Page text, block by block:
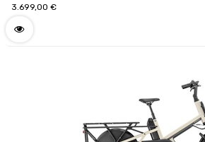
3.699,00 €